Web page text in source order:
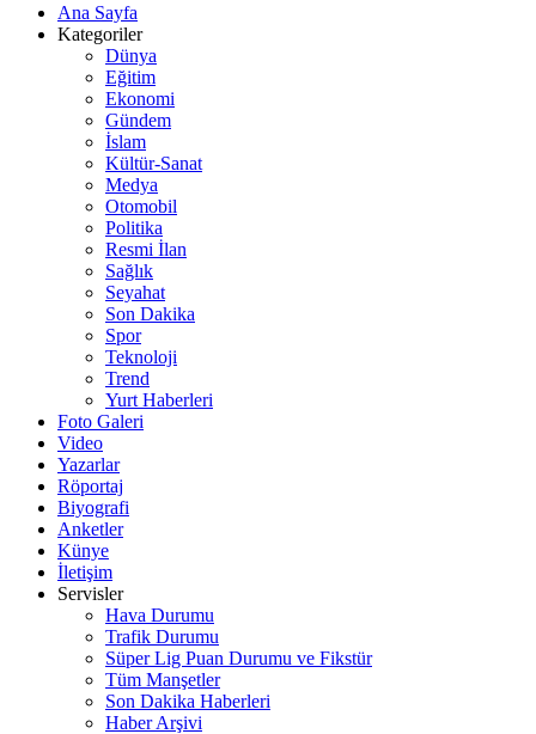
Ana Sayfa
Kategoriler
Dünya
Eğitim
Ekonomi
Gündem
İslam
Kültür-Sanat
Medya
Otomobil
Politika
Resmi İlan
Sağlık
Seyahat
Son Dakika
Spor
Teknoloji
Trend
Yurt Haberleri
Foto Galeri
Video
Yazarlar
Röportaj
Biyografi
Anketler
Künye
İletişim
Servisler
Hava Durumu
Trafik Durumu
Süper Lig Puan Durumu ve Fikstür
Tüm Manşetler
Son Dakika Haberleri
Haber Arşivi